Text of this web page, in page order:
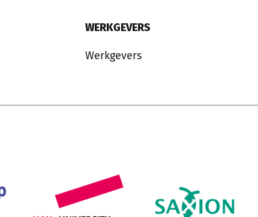
WERKGEVERS
Werkgevers